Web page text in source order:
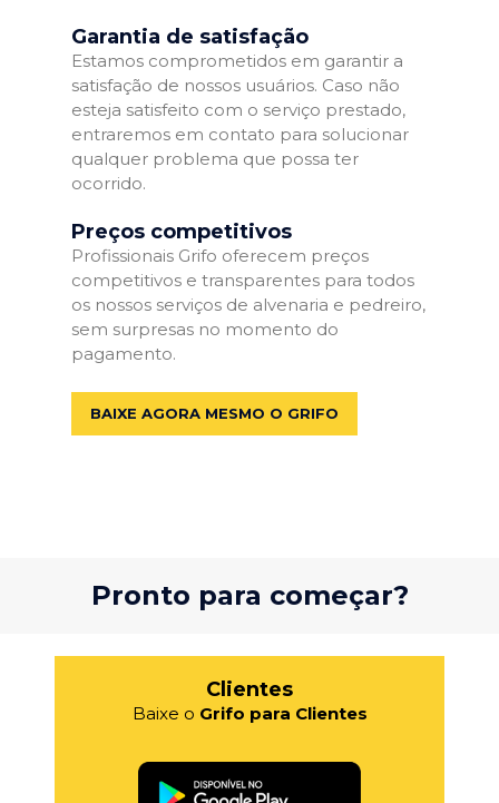
Garantia de satisfação
Estamos comprometidos em garantir a
satisfação de nossos usuários. Caso não
esteja satisfeito com o serviço prestado,
entraremos em contato para solucionar
qualquer problema que possa ter
ocorrido.
Preços competitivos
Profissionais Grifo oferecem preços
competitivos e transparentes para todos
os nossos serviços de alvenaria e pedreiro,
sem surpresas no momento do
pagamento.
BAIXE AGORA MESMO O GRIFO
Pronto para começar?
Clientes
Baixe o Grifo para Clientes